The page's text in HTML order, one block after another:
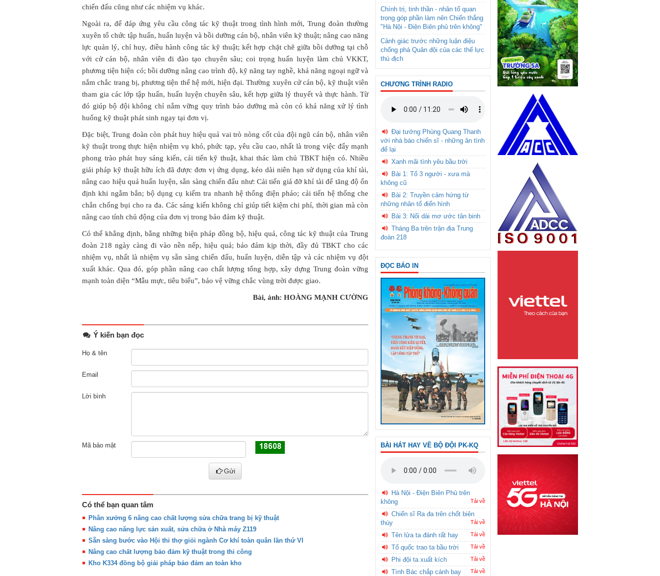
chiến đấu cũng như các nhiệm vụ khác.
Ngoài ra, để đáp ứng yêu cầu công tác kỹ thuật trong tình hình mới, Trung đoàn thường
xuyên tổ chức tập huấn, huấn luyện và bồi dưỡng cán bộ, nhân viên kỹ thuật; nâng cao năng
lực quản lý, chỉ huy, điều hành công tác kỹ thuật; kết hợp chặt chẽ giữa bồi dưỡng tại chỗ
với cử cán bộ, nhân viên đi đào tạo chuyên sâu; coi trọng huấn luyện làm chủ VKKT,
phương tiện hiện có; bồi dưỡng nâng cao trình độ, kỹ năng tay nghề, khả năng ngoại ngữ và
nắm chắc trang bị, phương tiện thế hệ mới, hiện đại. Thường xuyên cử cán bộ, kỹ thuật viên
tham gia các lớp tập huấn, huấn luyện chuyên sâu, kết hợp giữa lý thuyết và thực hành. Từ
đó giúp bộ đội không chỉ nắm vững quy trình bảo dưỡng mà còn có khả năng xử lý tình
huống kỹ thuật phát sinh ngay tại đơn vị.
Đặc biệt, Trung đoàn còn phát huy hiệu quả vai trò nòng cốt của đội ngũ cán bộ, nhân viên
kỹ thuật trong thực hiện nhiệm vụ khó, phức tạp, yêu cầu cao, nhất là trong việc đẩy mạnh
phong trào phát huy sáng kiến, cải tiến kỹ thuật, khai thác làm chủ TBKT hiện có. Nhiều
giải pháp kỹ thuật hữu ích đã được đơn vị ứng dụng, kéo dài niên hạn sử dụng của khí tài,
nâng cao hiệu quả huấn luyện, sẵn sàng chiến đấu như: Cải tiến giá đỡ khí tài để tăng độ ổn
định khi ngắm bắn; bộ dụng cụ kiểm tra nhanh hệ thống điện pháo; cải tiến hệ thống che
chắn chống bụi cho ra đa. Các sáng kiến không chỉ giúp tiết kiệm chi phí, thời gian mà còn
nâng cao tính chủ động của đơn vị trong bảo đảm kỹ thuật.
Có thể khẳng định, bằng những biện pháp đồng bộ, hiệu quả, công tác kỹ thuật của Trung
đoàn 218 ngày càng đi vào nền nếp, hiệu quả; bảo đảm kịp thời, đầy đủ TBKT cho các
nhiệm vụ, nhất là nhiệm vụ sẵn sàng chiến đấu, huấn luyện, diễn tập và các nhiệm vụ đột
xuất khác. Qua đó, góp phần nâng cao chất lượng tổng hợp, xây dựng Trung đoàn vững
mạnh toàn diện “Mẫu mực, tiêu biểu”, bảo vệ vững chắc vùng trời được giao.
Bài, ảnh: HOÀNG MẠNH CƯỜNG
Ý kiến bạn đọc
Họ & tên
Email
Lời bình
Mã bảo mật
Gửi
Có thể bạn quan tâm
Phân xưởng 6 nâng cao chất lượng sửa chữa trang bị kỹ thuật
Nâng cao năng lực sản xuất, sửa chữa ở Nhà máy Z119
Sẵn sàng bước vào Hội thi thợ giỏi ngành Cơ khí toàn quân lần thứ VI
Nâng cao chất lượng bảo đảm kỹ thuật trong thi công
Kho K334 đồng bộ giải pháp bảo đảm an toàn kho
Chính trị, tinh thần - nhân tố quan
trọng góp phần làm nên Chiến thắng
"Hà Nội - Điện Biên phủ trên không"
Cảnh giác trước những luận điệu
chống phá Quân đội của các thế lực
thù địch
CHƯƠNG TRÌNH RADIO
Đại tướng Phùng Quang Thanh
với nhà báo chiến sĩ - những ân tình
để lại
Xanh mãi tình yêu bầu trời
Bài 1: Tổ 3 người - xưa mà
không cũ
Bài 2: Truyền cảm hứng từ
những nhân tố điển hình
Bài 3: Nối dài mơ ước tân binh
Tháng Ba trên trận địa Trung
đoàn 218
ĐỌC BÁO IN
BÀI HÁT HAY VỀ BỘ ĐỘI PK-KQ
Hà Nội - Điện Biên Phủ trên
không
Tải về
Chiến sĩ Ra đa trên chốt biên
thùy
Tải về
Tên lửa ta đánh rất hay Tải về
Tổ quốc trao ta bầu trời Tải về
Phi đội ta xuất kích Tải về
Tình Bác chắp cánh bay Tải về